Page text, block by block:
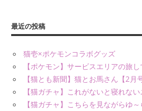
最近の投稿
猫壱×ポケモンコラボグッズ
【ポケモン】サービスエリアの旅し
【猫とも新聞】猫とお馬さん【2月
【猫ガチャ】これがないと寝れな
【猫ガチャ】こちらを見ながらゆ